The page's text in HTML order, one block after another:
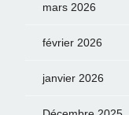
mars 2026
février 2026
janvier 2026